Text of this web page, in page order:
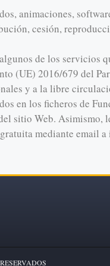
animaciones,
cesión,
de los servicios
(UE) 2016/679 del
y a la libre
en los ficheros de
sitio Web. Asimismo,
mediante email